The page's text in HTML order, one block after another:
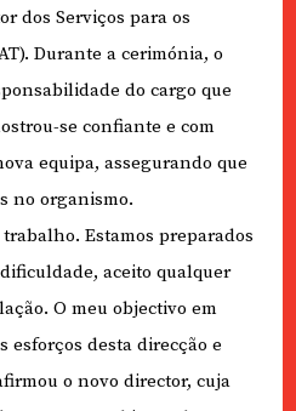
dos Serviços para os
Durante a cerimónia, o
do cargo que
se confiante e com
equipa, assegurando que
no organismo.
Estamos preparados
aceito qualquer
O meu objectivo em
desta direcção e
o novo director, cuja